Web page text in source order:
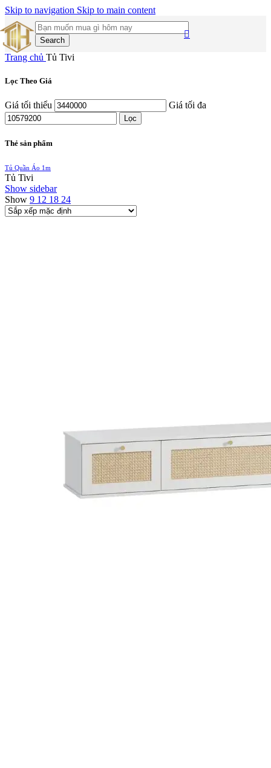
Skip to navigation Skip to main content
Search
Trang chủ Tủ Tivi
Lọc Theo Giá
Giá tối thiểu Giá tối đa
Lọc
Thẻ sản phẩm
Tủ Quần Áo 1m
Tủ Tivi
Show sidebar
Show 9 12 18 24